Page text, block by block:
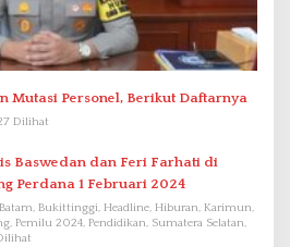
Mutasi Personel, Berikut Daftarnya
Dilihat
Baswedan dan Feri Farhati di
Perdana 1 Februari 2024
Bukittinggi, Headline, Hiburan, Karimun,
Pemilu 2024, Pendidikan, Sumatera Selatan,